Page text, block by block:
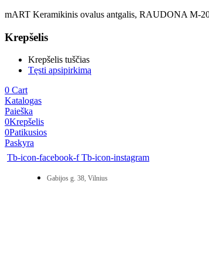
mART Keramikinis ovalus antgalis, RAUDONA M-
Krepšelis
Krepšelis tuščias
Tęsti apsipirkimą
0 Cart
Katalogas
Paieška
0Krepšelis
0Patikusios
Paskyra
Tb-icon-facebook-f Tb-icon-instagram
Gabijos g. 38, Vilnius